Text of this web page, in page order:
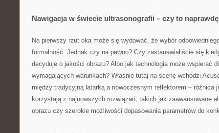
Nawigacja w świecie ultrasonografii – czy to
Na pierwszy rzut oka może się wydawać, że wybór
formalność. Jednak czy na pewno? Czy zastanawialiście się
decyduje o jakości obrazu? Albo jak technologia może wspierać
wymagających warunkach? Właśnie tutaj na scenę wchodzi
między tradycyjną latarką a nowoczesnym reflektorem – różnica
korzystają z najnowszych rozwiązań, takich jak zaawansowane
obrazu czy szerokie możliwości dopasowania parametrów do